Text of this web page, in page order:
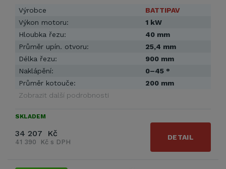
Výrobce
BATTIPAV
Výkon motoru:
1 kW
Hloubka řezu:
40 mm
Průměr upín. otvoru:
25,4 mm
Délka řezu:
900 mm
Naklápění:
0–45 °
Průměr kotouče:
200 mm
Zobrazit další podrobnosti
SKLADEM
34 207 Kč
41 390 Kč s DPH
DETAIL